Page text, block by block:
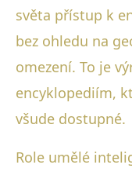
světa přístup k
bez ohledu na
omezení. To je
encyklopediím,
všude dostupné.
Role umělé